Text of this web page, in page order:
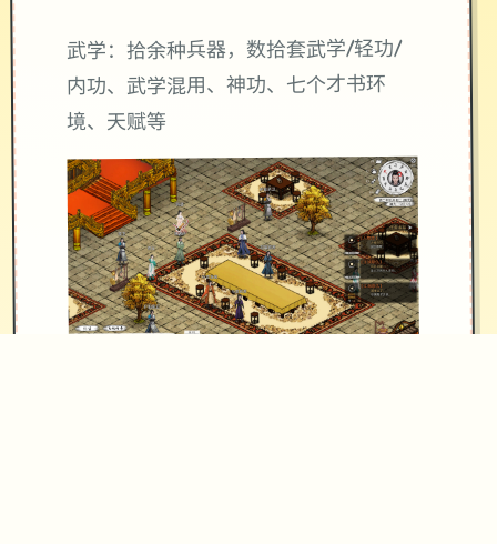
武学：拾余种兵器，数拾套武学/轻功/
内功、武学混用、神功、七个才书环
境、天赋等